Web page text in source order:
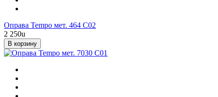
Оправа Tempo мет. 464 С02
2 250u
В корзину